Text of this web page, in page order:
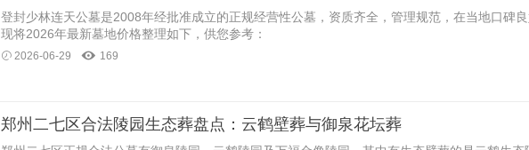
登封少林连天公墓是2008年经批准成立的正规经营性公墓，资质齐全，管理规范，在当地口碑良
现将2026年最新墓地价格整理如下，供您参考：
2026-06-29 169
郑州二七区合法陵园生态葬盘点：云鹤壁葬与御泉花坛葬